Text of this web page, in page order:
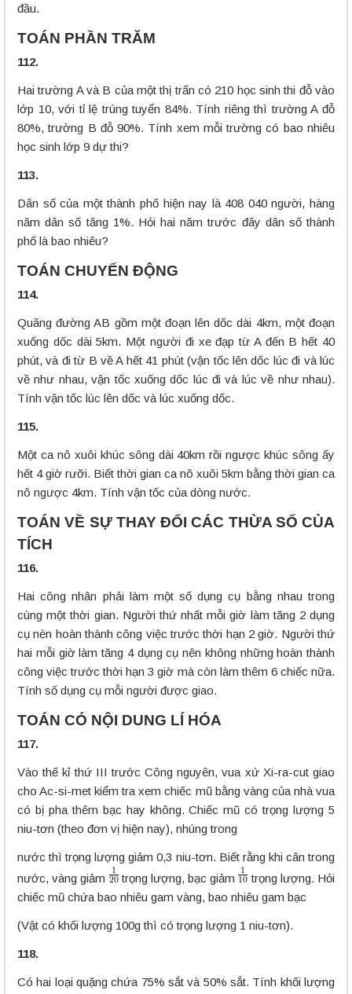
đầu.
TOÁN PHẦN TRĂM
112.
Hai trường A và B của một thị trấn có 210 học sinh thi đỗ vào
lớp 10, với tỉ lệ trúng tuyển 84%. Tính riêng thì trường A đỗ
80%, trường B đỗ 90%. Tính xem mỗi trường có bao nhiêu
học sinh lớp 9 dự thi?
113.
Dân số của một thành phố hiện nay là 408 040 người, hàng
năm dân số tăng 1%. Hỏi hai năm trước đây dân số thành
phố là bao nhiêu?
TOÁN CHUYỂN ĐỘNG
114.
Quãng đường AB gồm một đoạn lên dốc dài 4km, một đoạn
xuống dốc dài 5km. Một người đi xe đạp từ A đến B hết 40
phút, và đi từ B về A hết 41 phút (vận tốc lên dốc lúc đi và lúc
về như nhau, vận tốc xuống dốc lúc đi và lúc về như nhau).
Tính vận tốc lúc lên dốc và lúc xuống dốc.
115.
Một ca nô xuôi khúc sông dài 40km rồi ngược khúc sông ấy
hết 4 giờ rưỡi. Biết thời gian ca nô xuôi 5km bằng thời gian ca
nô ngược 4km. Tính vận tốc của dòng nước.
TOÁN VỀ SỰ THAY ĐỔI CÁC THỪA SỐ CỦA
TÍCH
116.
Hai công nhân phải làm một số dụng cụ bằng nhau trong
cùng một thời gian. Người thứ nhất mỗi giờ làm tăng 2 dụng
cụ nèn hoàn thành công việc trước thời hạn 2 giờ. Người thứ
hai mỗi giờ làm tăng 4 dụng cụ nên không những hoàn thành
công việc trước thời hạn 3 giờ mà còn làm thêm 6 chiếc nữa.
Tính số dụng cụ mỗi người được giao.
TOÁN CÓ NỘI DUNG LÍ HÓA
117.
Vào thế kỉ thứ III trước Công nguyên, vua xứ Xi-ra-cut giao
cho Ac-si-met kiểm tra xem chiếc mũ bằng vàng của nhà vua
có bị pha thêm bạc hay không. Chiếc mũ có trọng lượng 5
niu-tơn (theo đơn vị hiện nay), nhúng trong
nước thì trọng lượng giảm 0,3 niu-tơn. Biết rằng khi cân trong
nước, vàng giảm
trọng lượng, bạc giảm
trọng lượng. Hỏi
chiếc mũ chứa bao nhiêu gam vàng, bao nhiêu gam bạc
(Vật có khối lượng 100g thì có trọng lượng 1 niu-tơn).
118.
Có hai loại quặng chứa 75% sắt và 50% sắt. Tính khối lượng